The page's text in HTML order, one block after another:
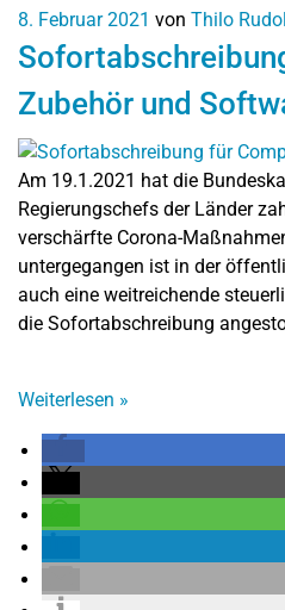
8. Februar 2021 von Thilo
Zubehör und
Am 19.1.2021 hat die
Regierungschefs der Länder
verschärfte Corona-
untergegangen ist in der
auch eine weitreichende
die Sofortabschreibung
Weiterlesen »